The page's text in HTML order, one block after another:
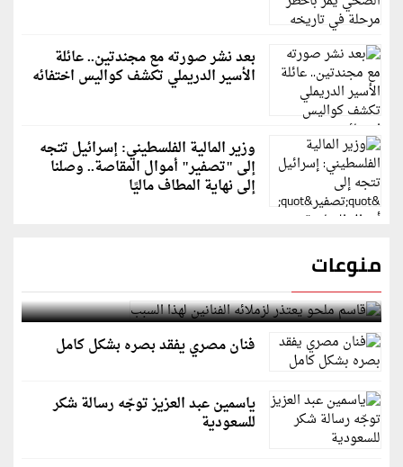
بعد نشر صورته مع مجندتين.. عائلة
الأسير الدريملي تكشف كواليس اختفائه
وزير المالية الفلسطيني: إسرائيل تتجه
إلى "تصفير" أموال المقاصة.. وصلنا
إلى نهاية المطاف ماليًا
منوعات
قاسم ملحو يعتذر لزملائه الفنانين لهذا السبب
فنان مصري يفقد بصره بشكل كامل
ياسمين عبد العزيز توجّه رسالة شكر
للسعودية